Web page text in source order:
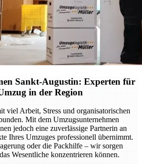
Sankt-Augustin: Experten für
in der Region
viel Arbeit, Stress und organisatorischen
Mit dem Umzugsunternehmen
jedoch eine zuverlässige Partnerin an
Ihres Umzuges professionell übernimmt.
oder die Packhilfe – wir sorgen
Wesentliche konzentrieren können.